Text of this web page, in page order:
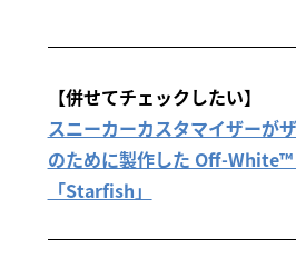
【併せてチェックしたい】
スニーカーカスタマイザーが
のために製作した Off-
「Starfish」